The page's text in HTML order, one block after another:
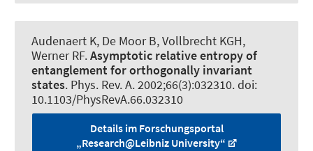
Audenaert K, De Moor B, Vollbrecht KGH,
Werner RF.Asymptotic relative entropy of
entanglement for orthogonally invariant
states. Phys. Rev. A. 2002;66(3):032310. doi:
10.1103/PhysRevA.66.032310
Details im Forschungsportal
„Research@Leibniz University“